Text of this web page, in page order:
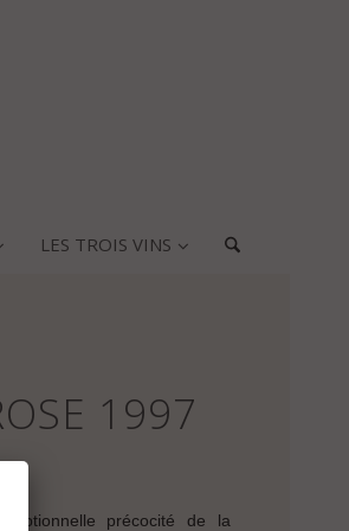
LES TROIS VINS
1997
précocité de la